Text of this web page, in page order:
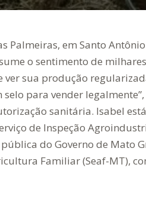
Palmeiras, em Santo
o sentimento de
ver sua produção
para vender
sanitária. Isabel
de Inspeção
do Governo de Mato
Familiar (Seaf-MT),